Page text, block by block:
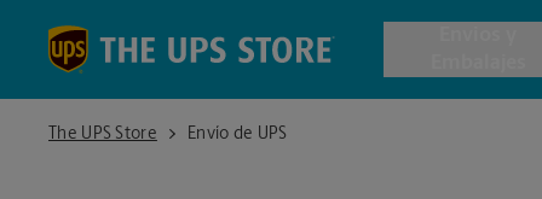
The UPS Store
The UPS Store Ellenton - Parrish
Envío de UPS